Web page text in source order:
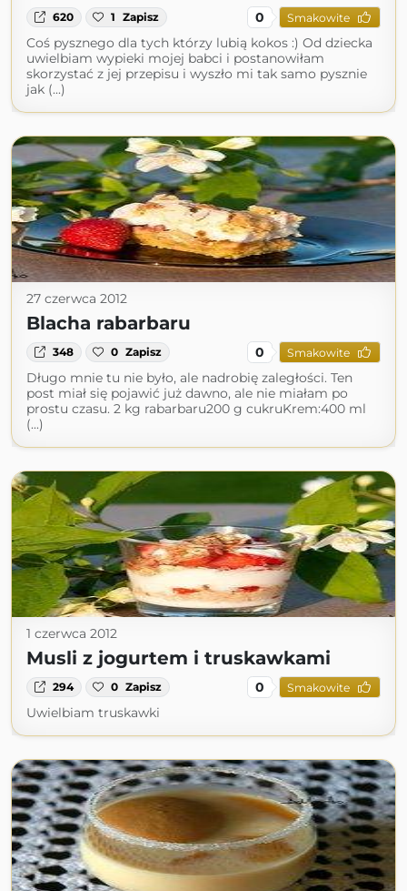
620 1 Zapisz 0 Smakowite
Coś pysznego dla tych którzy lubią kokos :) Od dziecka
uwielbiam wypieki mojej babci i postanowiłam
skorzystać z jej przepisu i wyszło mi tak samo pysznie
jak (...)
27 czerwca 2012
Blacha rabarbaru
348 0 Zapisz 0 Smakowite
Długo mnie tu nie było, ale nadrobię zaległości. Ten
post miał się pojawić już dawno, ale nie miałam po
prostu czasu. 2 kg rabarbaru200 g cukruKrem:400 ml
(...)
1 czerwca 2012
Musli z jogurtem i truskawkami
294 0 Zapisz 0 Smakowite
Uwielbiam truskawki